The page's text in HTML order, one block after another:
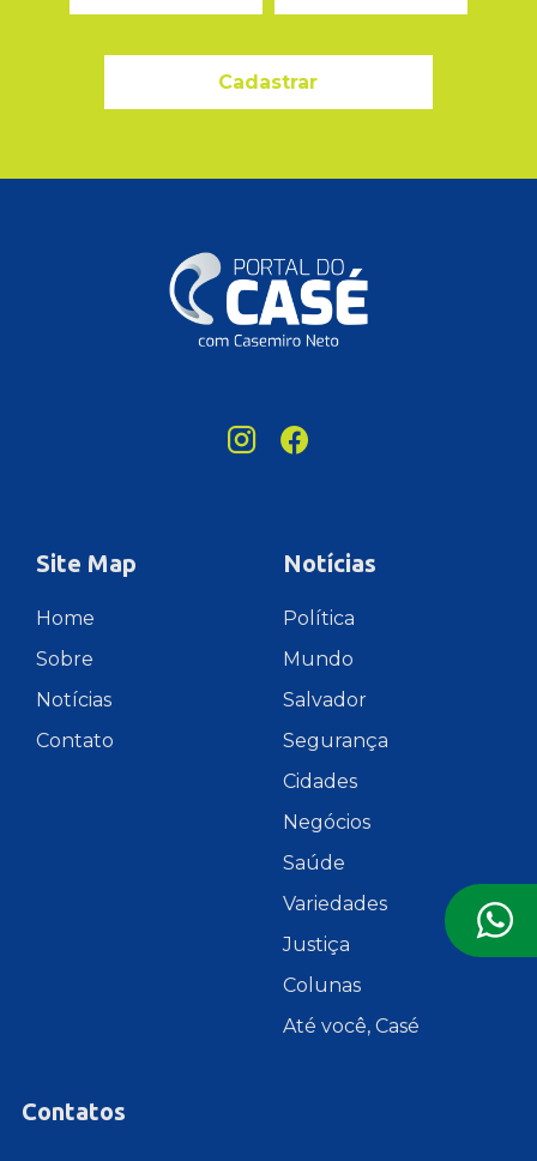
Cadastrar
Site Map
Home
Sobre
Notícias
Contato
Notícias
Política
Mundo
Salvador
Segurança
Cidades
Negócios
Saúde
Variedades
Justiça
Colunas
Até você, Casé
Contatos